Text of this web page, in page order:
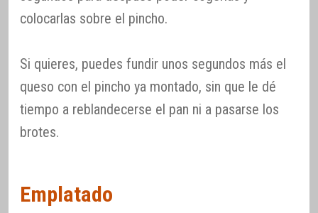
colocarlas sobre el pincho.
Si quieres, puedes fundir unos segundos más el
queso con el pincho ya montado, sin que le dé
tiempo a reblandecerse el pan ni a pasarse los
brotes.
Emplatado